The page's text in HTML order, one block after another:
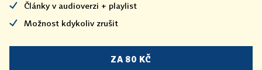
Články v audioverzi + playlist
Možnost kdykoliv zrušit
ZA 80 KČ